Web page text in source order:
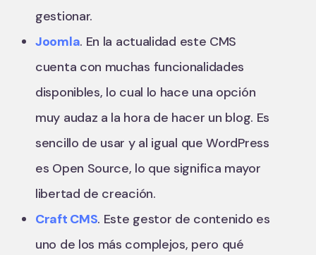
gestionar.
Joomla. En la actualidad este CMS
cuenta con muchas funcionalidades
disponibles, lo cual lo hace una opción
muy audaz a la hora de hacer un blog. Es
sencillo de usar y al igual que WordPress
es Open Source, lo que significa mayor
libertad de creación.
Craft CMS. Este gestor de contenido es
uno de los más complejos, pero qué